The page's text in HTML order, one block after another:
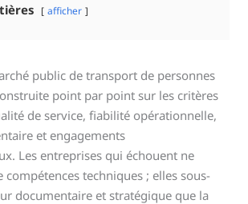
afficher
public de transport de personnes
point par point sur les critères
de service, fiabilité opérationnelle,
et engagements
Les entreprises qui échouent ne
compétences techniques ; elles sous-
documentaire et stratégique que la